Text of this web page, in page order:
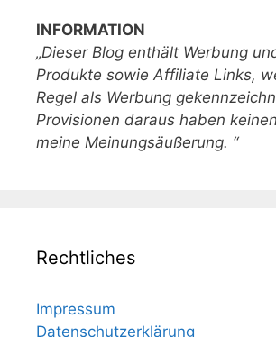
INFORMATION
„Dieser Blog enthält Werbung
Produkte sowie Affiliate Links,
Regel als Werbung
Provisionen daraus haben
meine Meinungsäußerung. “
Rechtliches
Impressum
Datenschutzerklärung